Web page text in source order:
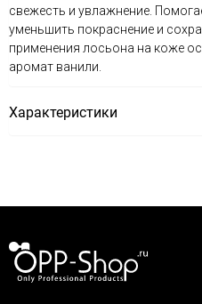
свежесть и увлажнение.
уменьшить покраснение и
применения лосьона на коже
аромат ванили.
Характеристики